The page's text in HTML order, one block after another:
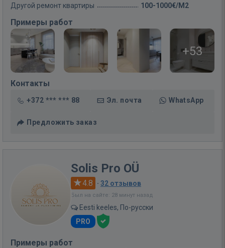
Другой ремонт квартиры 100-1000€/M2
Примеры работ
+53
Контакты
+372 *** *** 88 Эл. почта WhatsApp
Предложить заказ
Solis Pro OÜ
4.8 · 32 отзывов
Был на сайте: 28 минут назад
Eesti keeles, По-русски
PRO
Примеры работ